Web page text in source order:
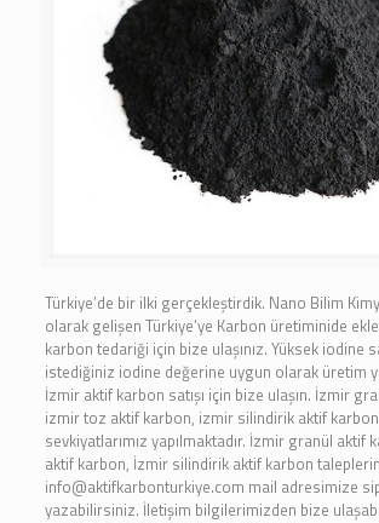
Türkiye’de bir ilki gerçekleştirdik. Nano Bilim
olarak gelişen Türkiye’ye Karbon üretiminide
karbon tedariği için bize ulaşınız. Yüksek iodine
istediğiniz iodine değerine uygun olarak üretim
İzmir aktif karbon satışı için bize ulaşın. İzmir
izmir toz aktif karbon, izmir silindirik aktif
sevkiyatlarımız yapılmaktadır. İzmir granül aktif
aktif karbon, İzmir silindirik aktif karbon
info@aktifkarbonturkiye.com mail adresimize
yazabilirsiniz. İletişim bilgilerimizden bize